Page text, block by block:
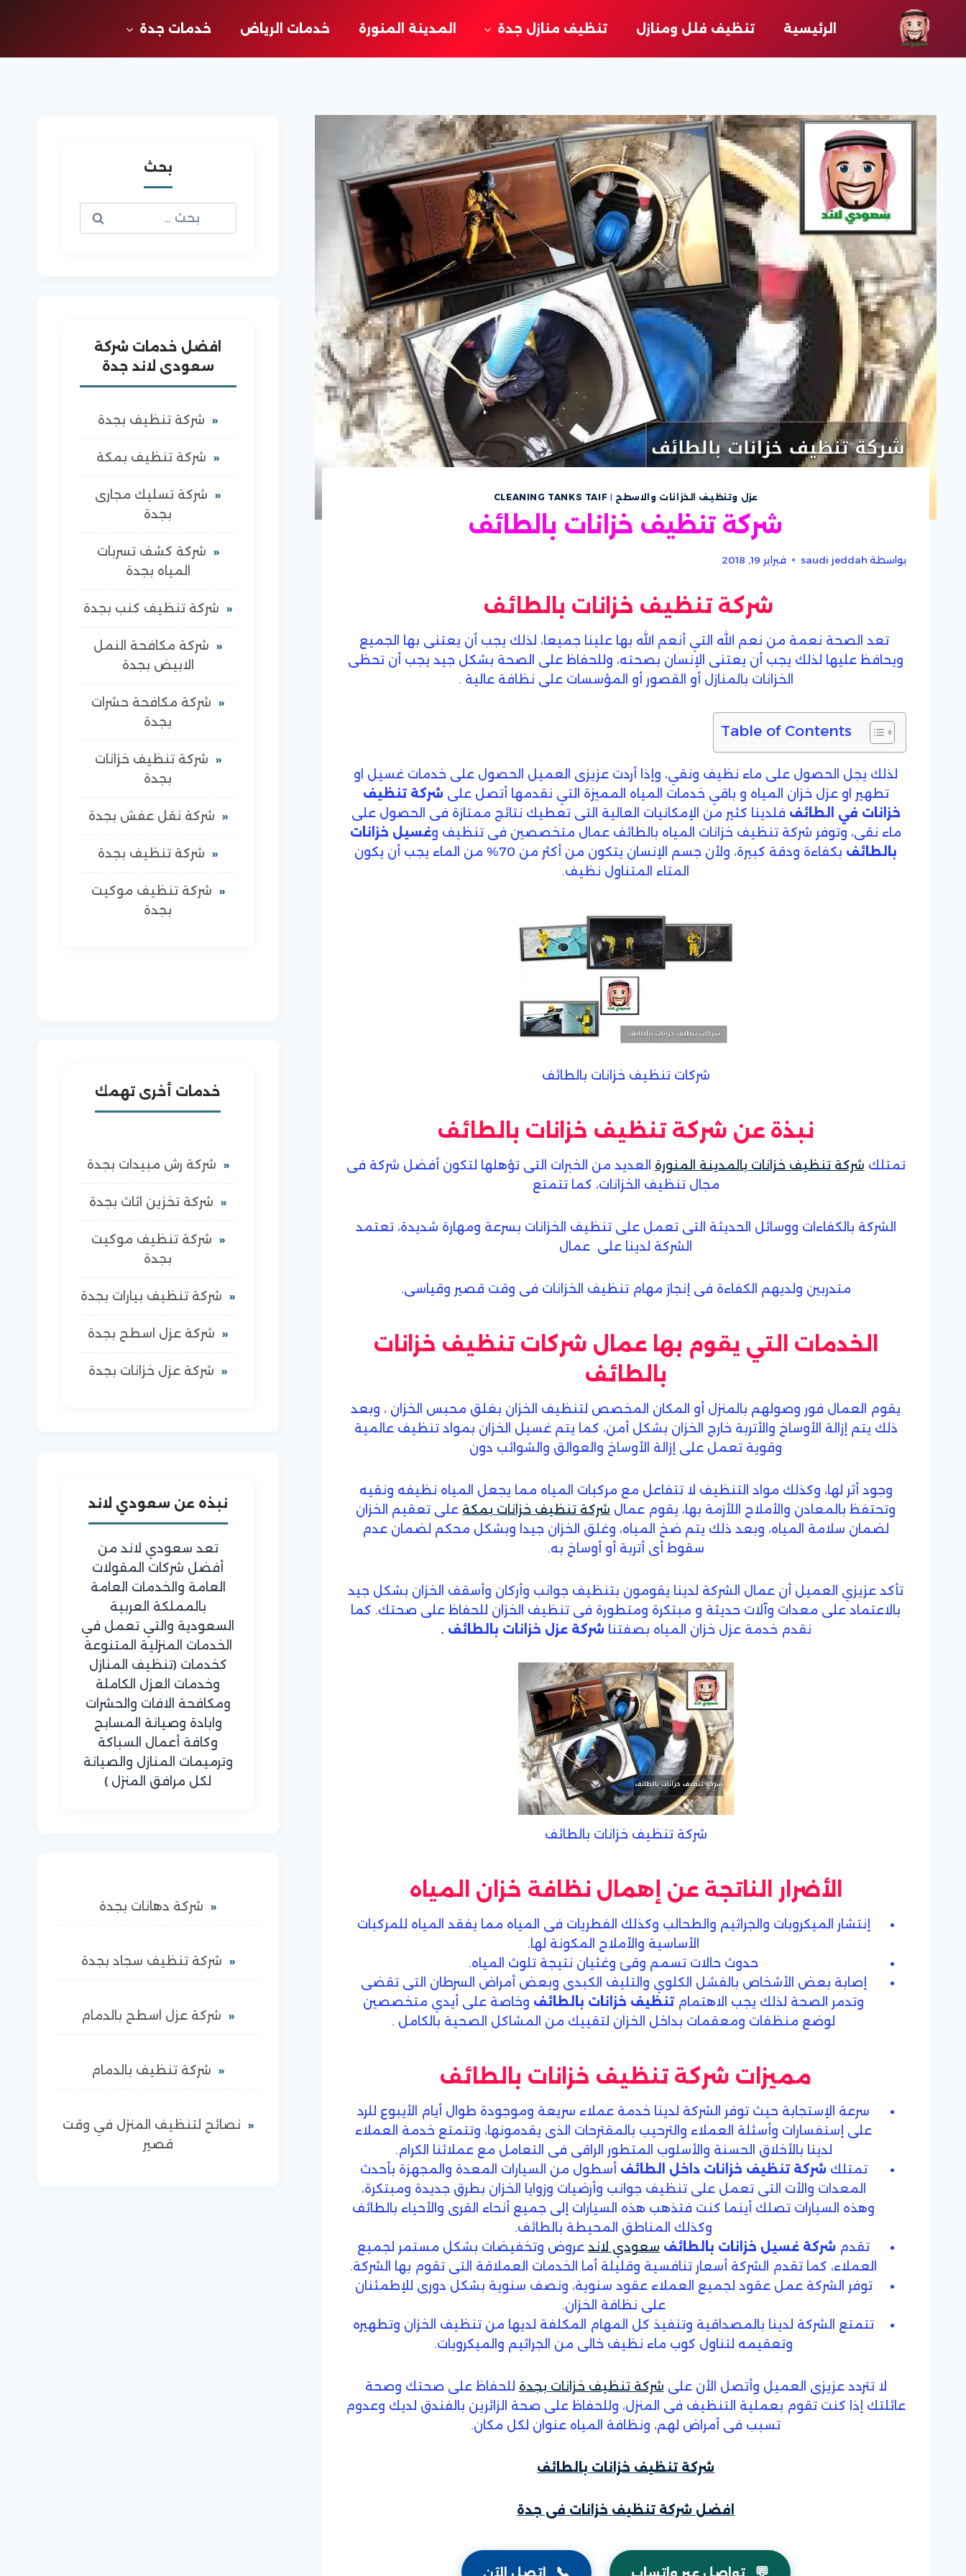
المحتوى
الرئيسية تنظيف فلل ومنازل تنظيف منازل جدة المدينة المنورة خدمات الرياض خدمات جدة
عزل وتنظيف الخزانات والاسطح |
CLEANING TANKS TAIF
شركة تنظيف خزانات بالطائف
بواسطة saudi jeddah فبراير 19, 2018
شركة تنظيف خزانات بالطائف
تعد الصحة نعمة من نعم الله التي أنعم الله بها علينا جميعا، لذلك يجب أن يعتنى بها الجميع
ويحافظ عليها لذلك يجب أن يعتنى الإنسان بصحته، وللحفاظ على الصحة بشكل جيد يجب أن تحظى
الخزانات بالمنازل أو القصور أو المؤسسات على نظافة عالية .
Table of Contents
لذلك يجل الحصول على ماء نظيف ونقي، وإذا أردت عزيزى العميل الحصول على خدمات غسيل او
تطهير او عزل خزان المياه و باقي خدمات المياه المميزة التي نقدمها أتصل على شركة تنظيف
خزانات في الطائف فلدينا كثير من الإمكانيات العالية التى تعطيك نتائج ممتازة فى الحصول على
ماء نقى، وتوفر شركة تنظيف خزانات المياه بالطائف عمال متخصصين فى تنظيف وغسيل خزانات
بالطائف
بكفاءة ودقة كبيرة، ولأن جسم الإنسان يتكون من أكثر من 70% من الماء يجب أن يكون
المتاء المتناول نظيف.
شركات تنظيف خزانات بالطائف
نبذة عن شركة تنظيف خزانات بالطائف
تمتلك شركة تنظيف خزانات بالمدينة المنورة العديد من الخبرات التى تؤهلها لتكون أفضل شركة فى
مجال تنظيف الخزانات، كما تتمتع
الشركة بالكفاءات ووسائل الحديثة التى تعمل على تنظيف الخزانات بسرعة ومهارة شديدة، تعتمد
الشركة لدينا على عمال
متدربين ولديهم الكفاءة فى إنجاز مهام تنظيف الخزانات فى وقت قصير وقياسى.
الخدمات التي يقوم بها عمال شركات تنظيف خزانات
بالطائف
يقوم العمال فور وصولهم بالمنزل أو المكان المخصص لتنظيف الخزان بغلق محبس الخزان ، وبعد
ذلك يتم إزالة الأوساخ والأتربة خارج الخزان بشكل أمن، كما يتم غسيل الخزان بمواد تنظيف عالمية
وقوية تعمل على إزالة الأوساخ والعوالق والشوائب دون
وجود أثر لها، وكذلك مواد التنظيف لا تتفاعل مع مركبات المياه مما يجعل المياه نظيفه ونقيه
وتحتفظ بالمعادن والأملاح اللأزمة بها، يقوم عمال شركة تنظيف خزانات بمكة على تعقيم الخزان
لضمان سلامة المياه، وبعد ذلك يتم ضخ المياه، وغلق الخزان جيدا وبشكل محكم لضمان عدم
سقوط أى أتربة أو أوساخ به.
تأكد عزيزي العميل أن عمال الشركة لدينا يقومون بتنظيف جوانب وأركان وأسقف الخزان بشكل جيد
بالاعتماد على معدات وآلات حديثة و مبتكرة ومتطورة فى تنظيف الخزان للحفاظ على صحتك. كما
نقدم خدمة عزل خزان المياه بصفتنا شركة عزل خزانات بالطائف .
شركة تنظيف خزانات بالطائف
الأضرار الناتجة عن إهمال نظافة خزان المياه
إنتشار الميكروبات والجراثيم والطحالب وكذلك الفطريات فى المياه مما يفقد المياه للمركبات
الأساسية والأملاح المكونة لها.
حدوث حالات تسمم وقئ وغثيان نتيجة تلوث المياه.
إصابة بعض الأشخاص بالفشل الكلوي والتليف الكبدى وبعض أمراض السرطان التى تقضى
وتدمر الصحة لذلك يجب الاهتمام تنظيف خزانات بالطائف وخاصة على أيدي متخصصين
لوضع منظفات ومعقمات بداخل الخزان لتقييك من المشاكل الصحية بالكامل .
مميزات شركة تنظيف خزانات بالطائف
سرعة الإستجابة حيث توفر الشركة لدينا خدمة عملاء سريعة وموجودة طوال أيام الأيبوع للرد
على إستفسارات وأسئلة العملاء والترحيب بالمقترحات الذى يقدمونها، وتتمتع خدمة العملاء
لدينا بالأخلاق الحسنة والأسلوب المتطور الراقى فى التعامل مع عملائنا الكرام.
تمتلك شركة تنظيف خزانات داخل الطائف أسطول من السيارات المعدة والمجهزة بأحدث
المعدات والأت التى تعمل على تنظيف جوانب وأرضيات وزوايا الخزان بطرق جديدة ومبتكرة،
وهذه السيارات تصلك أينما كنت فتذهب هذه السيارات إلى جميع أنحاء القرى والأحياء بالطائف
وكذلك المناطق المحيطة بالطائف.
تقدم شركة غسيل خزانات بالطائف سعودي لاندعروض وتخفيضات بشكل مستمر لجميع
العملاء، كما تقدم الشركة أسعار تنافسية وقليلة أما الخدمات العملاقة التى تقوم بها الشركة.
توفر الشركة عمل عقود لجميع العملاء عقود سنوية، ونصف سنوية بشكل دورى للإطمئنان
على نظافة الخزان.
تتمتع الشركة لدينا بالمصداقية وتنفيذ كل المهام المكلفة لديها من تنظيف الخزان وتطهيره
وتعقيمه لتناول كوب ماء نظيف خالى من الجراثيم والميكروبات.
لا تتردد عزيزى العميل وأتصل الأن على شركة تنظيف خزانات بجدة للحفاظ على صحتك وصحة
عائلتك إذا كنت تقوم بعملية التنظيف فى المنزل، وللحفاظ على صحة الزائرين بالفندق لديك وعدوم
تسبب فى أمراض لهم، ونظافة المياه عنوان لكل مكان.
شركة تنظيف خزانات بالطائف
افضل شركة تنظيف خزانات فى جدة
💬
📞
بحث
عن:
افضل خدمات شركة
سعودى لاند جدة
شركة تنظيف بجدة
شركة تنظيف بمكة
شركة تسليك مجارى
بجدة
شركة كشف تسربات
المياه بجدة
شركة تنظيف كنب بجدة
شركة مكافحة النمل
الابيض بجدة
شركة مكافحة حشرات
بجدة
شركة تنظيف خزانات
بجدة
شركة نقل عفش بجدة
شركة تنظيف بجدة
شركة تنظيف موكيت
بجدة
خدمات أخرى تهمك
شركة رش مبيدات بجدة
شركة تخزين اثاث بجدة
شركة تنظيف موكيت
بجدة
شركة تنظيف بيارات بجدة
شركة عزل اسطح بجدة
شركة عزل خزانات بجدة
نبذه عن سعودي لاند
تعد سعودي لاند من
أفضل شركات المقولات
العامة والخدمات العامة
بالمملكة العربية
السعودية والتي تعمل في
الخدمات المنزلية المتنوعة
كخدمات (تنظيف المنازل
وخدمات العزل الكاملة
ومكافحة الافات والحشرات
وابادة وصيانة المسابح
وكافة أعمال السباكة
وترميمات المنازل والصيانة
لكل مرافق المنزل )
شركة دهانات بجدة
شركة تنظيف سجاد بجدة
شركة عزل اسطح بالدمام
شركة تنظيف بالدمام
نصائح لتنظيف المنزل في وقت
قصير